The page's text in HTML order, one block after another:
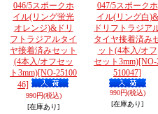
046/5スポークホ
イル(リング蛍光
オレンジ)&ドリ
フトラジアルタイ
ヤ接着済みセット
(4本入/オフセッ
ト3mm)[NO-25100
46]
990円(税込)
[在庫あり]
047/5スポークホ
イル(リング白)&
ドリフトラジア
タイヤ接着済み
ット(4本入/オフ
セット3mm)[NO-
510047]
990円(税込)
[在庫あり]